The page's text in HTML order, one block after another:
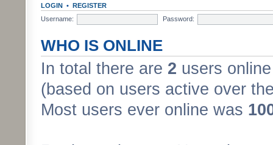
LOGIN • REGISTER
Username:
Password:
WHO IS ONLINE
In total there are 2 users
(based on users active over
Most users ever online was